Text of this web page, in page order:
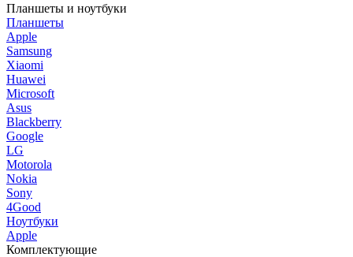
Планшеты и ноутбуки
Планшеты
Apple
Samsung
Xiaomi
Huawei
Microsoft
Asus
Blackberry
Google
LG
Motorola
Nokia
Sony
4Good
Ноутбуки
Apple
Комплектующие